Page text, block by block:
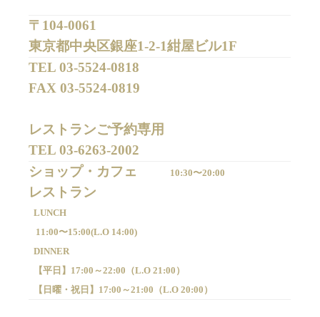
〒104-0061
東京都中央区銀座1-2-1紺屋ビル1F
TEL 03-5524-0818
FAX 03-5524-0819
レストランご予約専用
TEL 03-6263-2002
ショップ・カフェ
10:30〜20:00
LUNCH
11:00〜15:00(L.O 14:00)
DINNER
【平日】 17:00～22:00（L.O 21:00）
【日曜・祝日】 17:00～21:00（L.O 20:00）